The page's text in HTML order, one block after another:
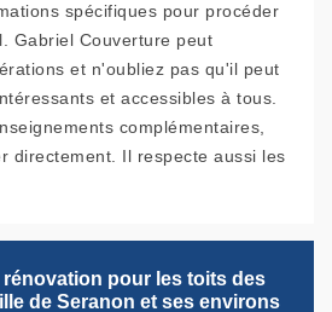
spécifiques pour procéder
Gabriel Couverture peut
et n'oubliez pas qu'il peut
et accessibles à tous.
complémentaires,
directement. Il respecte aussi les
pour les toits des
de Seranon et ses environs